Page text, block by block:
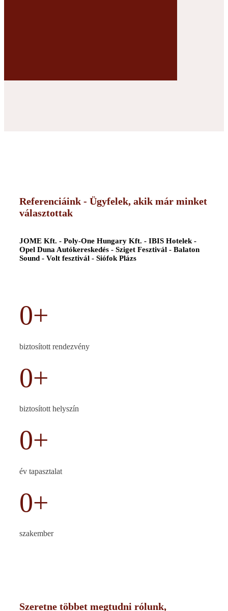
Referenciáink - Ügyfelek, akik már minket
választottak
JOME Kft. - Poly-One Hungary Kft. - IBIS Hotelek -
Opel Duna Autókereskedés - Sziget Fesztivál - Balaton
Sound - Volt fesztivál - Siófok Plázs
0+
biztosított rendezvény
0+
biztosított helyszín
0+
év tapasztalat
0+
szakember
Szeretne többet megtudni rólunk,